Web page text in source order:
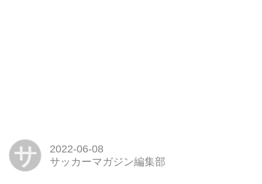
サ
2022-06-08
サッカーマガジン編集部